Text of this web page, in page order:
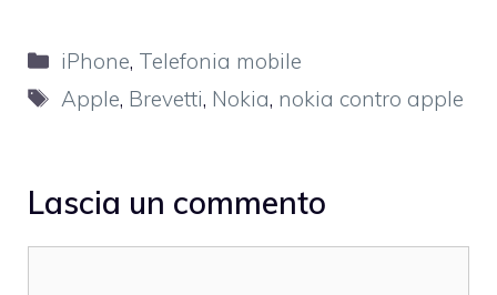
Categorie
iPhone, Telefonia mobile
Tag
Apple, Brevetti, Nokia, nokia contro apple
Lascia un commento